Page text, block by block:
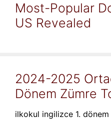
Most-Popular
US Revealed
2024-2025
Dönem Zümre
ilkokul ingilizce 1.